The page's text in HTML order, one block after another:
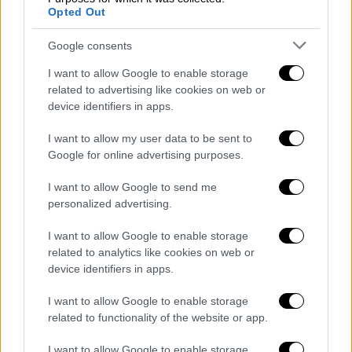
Opted Out
Google consents
I want to allow Google to enable storage
related to advertising like cookies on web or
device identifiers in apps.
I want to allow my user data to be sent to
Google for online advertising purposes.
I want to allow Google to send me
personalized advertising.
I want to allow Google to enable storage
related to analytics like cookies on web or
device identifiers in apps.
I want to allow Google to enable storage
related to functionality of the website or app.
προκάλεσε απορία: «Με πήρε η αδερφή του
θύτη να μου πει ότι φοβάται για τη ζωή της.
Τι να κάνω εγώ; Δεν θέλω να μου πει τίποτα
η οικογένεια του δολοφόνου της
Γαρυφαλλιάς».
Τόνισε ακόμη πως: «Η Γαρυφαλλιά είχε ένα
αγγελικό πρόσωπο και καλή γνώμη για όλα.
Μπορεί να νόμιζε ότι μπορούσε να αλλάξει
και τον δολοφόνο».
Η μητέρα της Γαρυφαλλιάς παρά το γεγονός
ότι είδε την κόρη της να δολοφονείται από
τα χέρια του συντρόφου της, έστειλε
πολλαπλά μηνύματα δύναμης, αξιοπρέπειας
και σοφίας, προσπαθώντας να ξεπεράσει την
τραγωδία που βίωσε, ενώ τόνισε ότι βιώνει